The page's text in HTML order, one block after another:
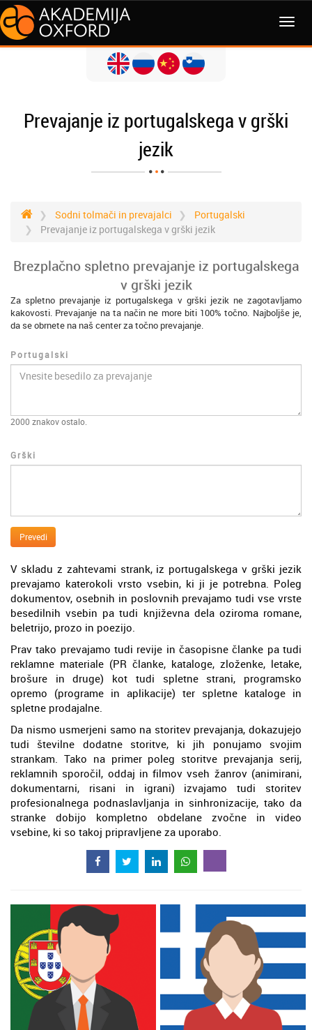
MENI
Prevajanje iz portugalskega v grški
jezik
Sodni tolmači in prevajalci
Portugalski
Prevajanje iz portugalskega v grški jezik
Brezplačno spletno prevajanje iz portugalskega
v grški jezik
Za spletno prevajanje iz portugalskega v grški jezik ne zagotavljamo
kakovosti. Prevajanje na ta način ne more biti 100% točno. Najboljše je,
da se obrnete na naš center za točno prevajanje.
Portugalski
2000 znakov ostalo.
Grški
Prevedi
V skladu z zahtevami strank, iz portugalskega v grški jezik
prevajamo katerokoli vrsto vsebin, ki ji je potrebna. Poleg
dokumentov, osebnih in poslovnih prevajamo tudi vse vrste
besedilnih vsebin pa tudi književna dela oziroma romane,
beletrijo, prozo in poezijo.
Prav tako prevajamo tudi revije in časopisne članke pa tudi
reklamne materiale (PR članke, kataloge, zloženke, letake,
brošure in druge) kot tudi spletne strani, programsko
opremo (programe in aplikacije) ter spletne kataloge in
spletne prodajalne.
Da nismo usmerjeni samo na storitev prevajanja, dokazujejo
tudi številne dodatne storitve, ki jih ponujamo svojim
strankam. Tako na primer poleg storitve prevajanja serij,
reklamnih sporočil, oddaj in filmov vseh žanrov (animirani,
dokumentarni, risani in igrani) izvajamo tudi storitev
profesionalnega podnaslavljanja in sinhronizacije, tako da
stranke dobijo kompletno obdelane zvočne in video
vsebine, ki so takoj pripravljene za uporabo.